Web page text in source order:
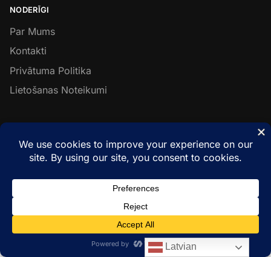
NODERĪGI
Par Mums
Kontakti
Privātuma Politika
Lietošanas Noteikumi
Facebook
© Metal & Wood Constructions 2026
Latvian